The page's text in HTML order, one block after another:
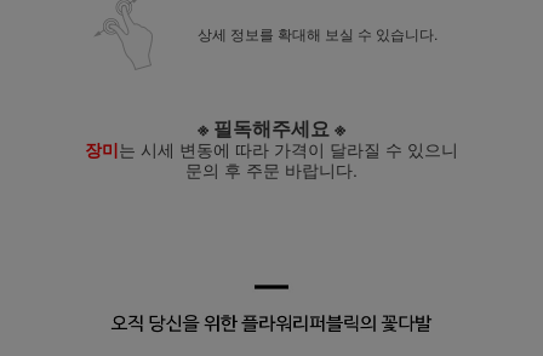
상세 정보를 확대해 보실 수 있습니다.
※ 필독해주세요 ※
장미는 시세 변동에 따라 가격이 달라질 수 있으니
문의 후 주문 바랍니다.